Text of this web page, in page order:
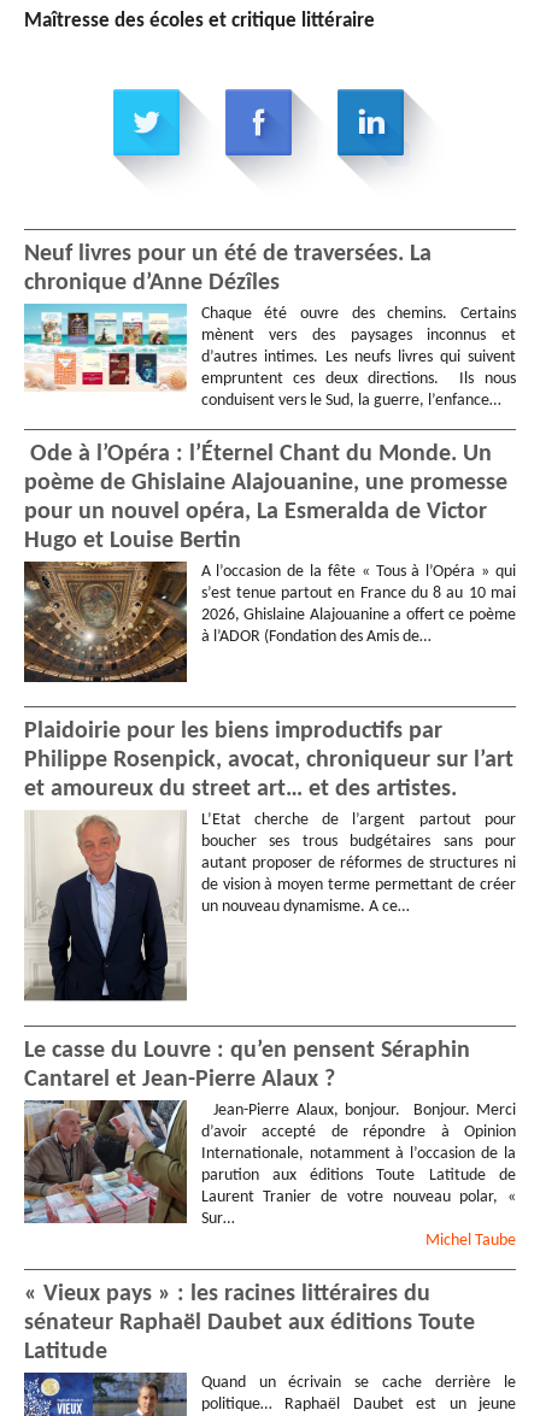
Maîtresse des écoles et critique littéraire
Neuf livres pour un été de traversées. La
chronique d’Anne Dézîles
Chaque été ouvre des chemins. Certains
mènent vers des paysages inconnus et
d’autres intimes. Les neufs livres qui suivent
empruntent ces deux directions. Ils nous
conduisent vers le Sud, la guerre, l’enfance…
Ode à l’Opéra : l’Éternel Chant du Monde. Un
poème de Ghislaine Alajouanine, une promesse
pour un nouvel opéra, La Esmeralda de Victor
Hugo et Louise Bertin
A l’occasion de la fête « Tous à l’Opéra » qui
s’est tenue partout en France du 8 au 10 mai
2026, Ghislaine Alajouanine a offert ce poème
à l’ADOR (Fondation des Amis de…
Plaidoirie pour les biens improductifs par
Philippe Rosenpick, avocat, chroniqueur sur l’art
et amoureux du street art… et des artistes.
L’Etat cherche de l’argent partout pour
boucher ses trous budgétaires sans pour
autant proposer de réformes de structures ni
de vision à moyen terme permettant de créer
un nouveau dynamisme. A ce…
Le casse du Louvre : qu’en pensent Séraphin
Cantarel et Jean-Pierre Alaux ?
Jean-Pierre Alaux, bonjour. Bonjour. Merci
d’avoir accepté de répondre à Opinion
Internationale, notamment à l’occasion de la
parution aux éditions Toute Latitude de
Laurent Tranier de votre nouveau polar, «
Sur…
Michel Taube
« Vieux pays » : les racines littéraires du
sénateur Raphaël Daubet aux éditions Toute
Latitude
Quand un écrivain se cache derrière le
politique… Raphaël Daubet est un jeune